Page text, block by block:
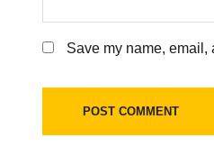
Save my name, email,